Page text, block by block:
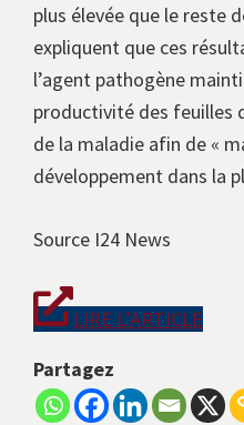
plus élevée que le reste
expliquent que ces
l’agent pathogène
productivité des feuilles
de la maladie afin de «
développement dans la
Source I24 News
LIRE L’ARTICLE
Partagez